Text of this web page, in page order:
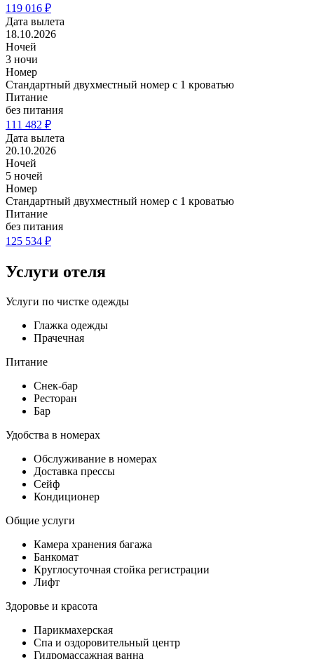
119 016 ₽
Дата вылета
18.10.2026
Ночей
3 ночи
Номер
Стандартный двухместный номер с 1 кроватью
Питание
без питания
111 482 ₽
Дата вылета
20.10.2026
Ночей
5 ночей
Номер
Стандартный двухместный номер с 1 кроватью
Питание
без питания
125 534 ₽
Услуги отеля
Услуги по чистке одежды
Глажка одежды
Прачечная
Питание
Снек-бар
Ресторан
Бар
Удобства в номерах
Обслуживание в номерах
Доставка прессы
Сейф
Кондиционер
Общие услуги
Камера хранения багажа
Банкомат
Круглосуточная стойка регистрации
Лифт
Здоровье и красота
Парикмахерская
Спа и оздоровительный центр
Гидромассажная ванна